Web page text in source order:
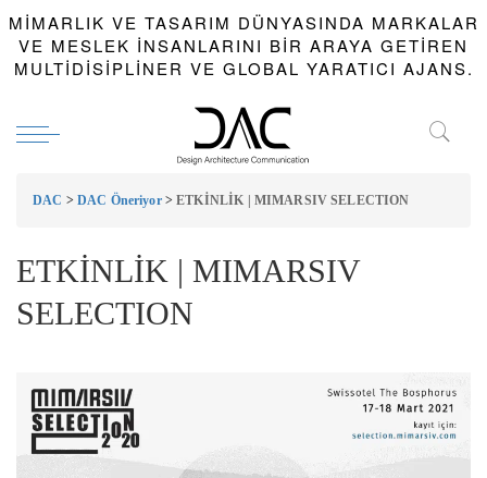
MIMARLIK VE TASARIM DÜNYASINDA MARKALAR
VE MESLEK INSANLARINI BIR ARAYA GETIREN
MULTIDISIPLINER VE GLOBAL YARATICI AJANS.
DAC > DAC Öneriyor>ETKİNLİK | MIMARSIV SELECTION
ETKİNLİK | MIMARSIV
SELECTION